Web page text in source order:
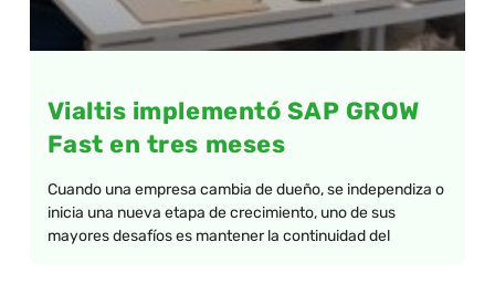
Vialtis implementó SAP GROW
Fast en tres meses
Cuando una empresa cambia de dueño, se independiza o
inicia una nueva etapa de crecimiento, uno de sus
mayores desafíos es mantener la continuidad del